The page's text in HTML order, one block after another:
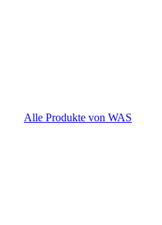
Alle Produkte von WAS